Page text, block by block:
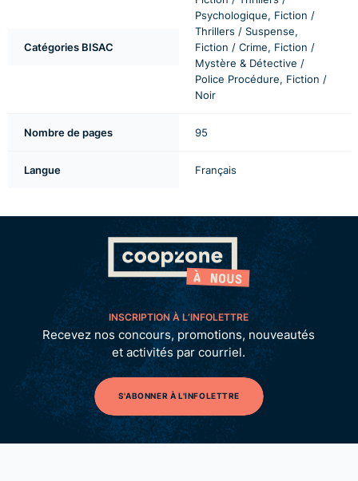
Catégories BISAC
Psychologique, Fiction /
Thrillers / Suspense,
Fiction / Crime, Fiction /
Mystère & Détective /
Police Procédure, Fiction /
Noir
Nombre de pages 95
Langue Français
INSCRIPTION À L’INFOLETTRE
Recevez nos concours, promotions, nouveautés
et activités par courriel.
S'ABONNER À L'INFOLETTRE